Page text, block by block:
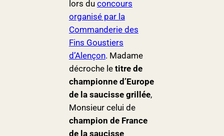
lors du concours
organisé par la
Commanderie des
Fins Goustiers
d’Alençon. Madame
décroche le titre de
championne d’Europe
de la saucisse grillée,
Monsieur celui de
champion de France
de la saucisse